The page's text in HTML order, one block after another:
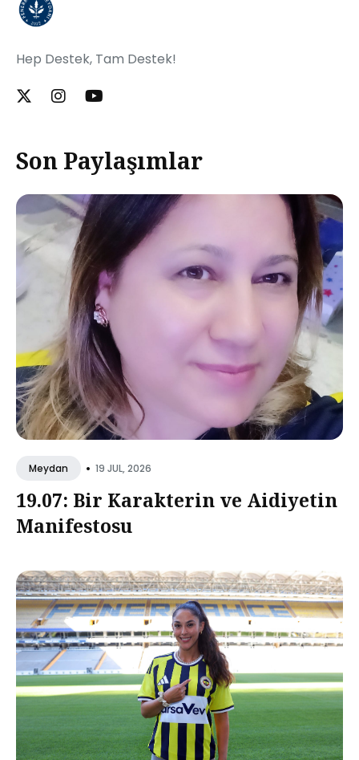
Hep Destek, Tam Destek!
Son Paylaşımlar
Meydan • 19 JUL, 2026
19.07: Bir Karakterin ve Aidiyetin
Manifestosu